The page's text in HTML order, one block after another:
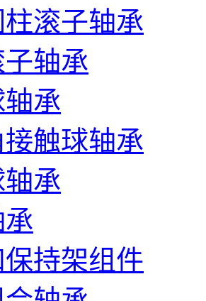
滚子轴承
轴承
承
触球轴承
承
持架组件